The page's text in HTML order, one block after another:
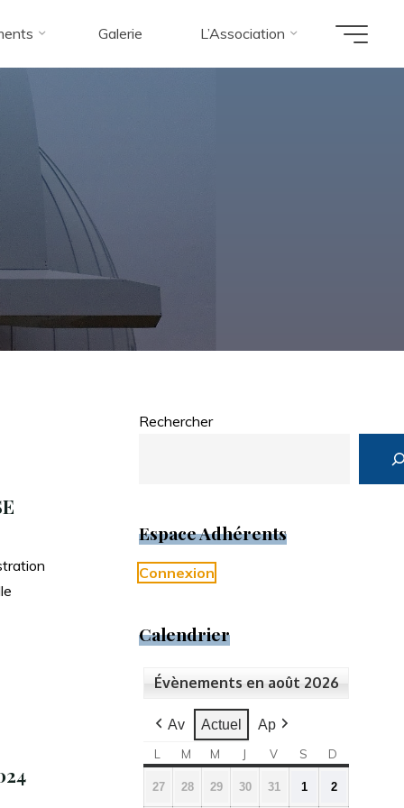
Galerie L’Association
Rechercher
Espace Adhérents
Connexion
Calendrier
Évènements en août 2026
Av Actuel Ap
L LUNDI
M MARDI
M MERCREDI
J JEUDI
V VENDREDI
S SAMEDI
D
27 28 29 30 31 1 2